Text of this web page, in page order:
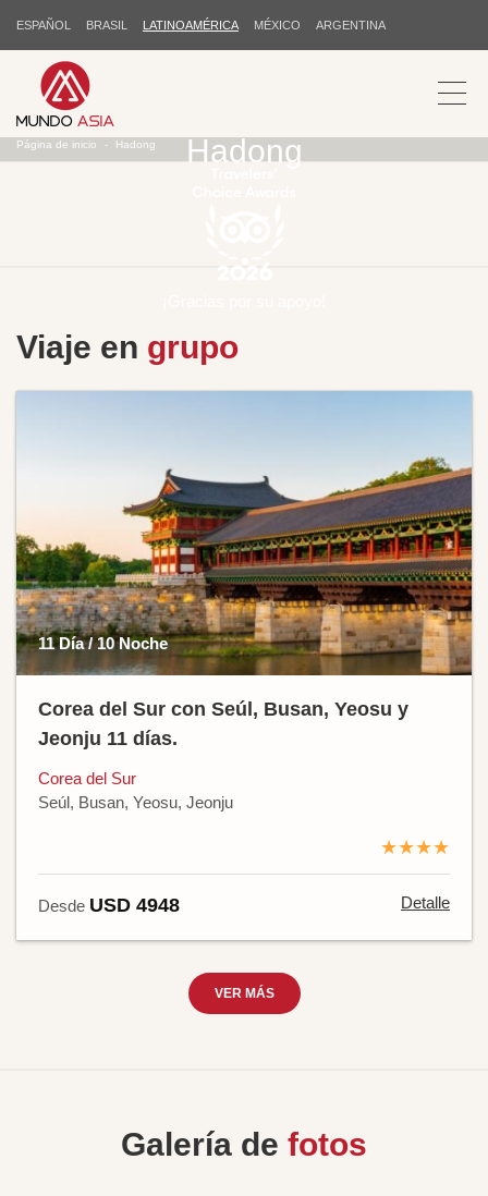
ESPAÑOL BRASIL LATINOAMÉRICA MÉXICO ARGENTINA
Hadong
Página de inicio Hadong
Viaje en grupo
11 Día / 10 Noche
Corea del Sur con Seúl, Busan, Yeosu y
Jeonju 11 días.
Corea del Sur
Seúl, Busan, Yeosu, Jeonju
★★★★
Desde USD 4948 Detalle
VER MÁS
Galería de fotos